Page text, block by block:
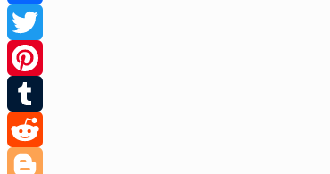
Facebook
Twitter
Pinterest
Tumblr
Reddit